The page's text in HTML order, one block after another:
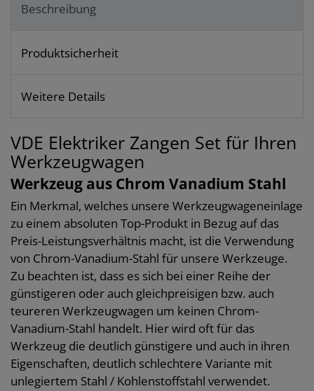
Beschreibung
Produktsicherheit
Weitere Details
VDE Elektriker Zangen Set für Ihren
Werkzeugwagen
Werkzeug aus Chrom Vanadium Stahl
Ein Merkmal, welches unsere Werkzeugwageneinlage
zu einem absoluten Top-Produkt in Bezug auf das
Preis-Leistungsverhältnis macht, ist die Verwendung
von Chrom-Vanadium-Stahl für unsere Werkzeuge.
Zu beachten ist, dass es sich bei einer Reihe der
günstigeren oder auch gleichpreisigen bzw. auch
teureren Werkzeugwagen um keinen Chrom-
Vanadium-Stahl handelt. Hier wird oft für das
Werkzeug die deutlich günstigere und auch in ihren
Eigenschaften, deutlich schlechtere Variante mit
unlegiertem Stahl / Kohlenstoffstahl verwendet.